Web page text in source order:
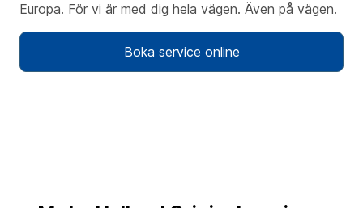
Europa. För vi är med dig hela vägen. Även på vägen.
Boka service online